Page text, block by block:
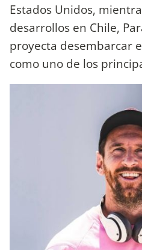
Estados Unidos,
desarrollos en Chile,
proyecta desembarcar
como uno de los